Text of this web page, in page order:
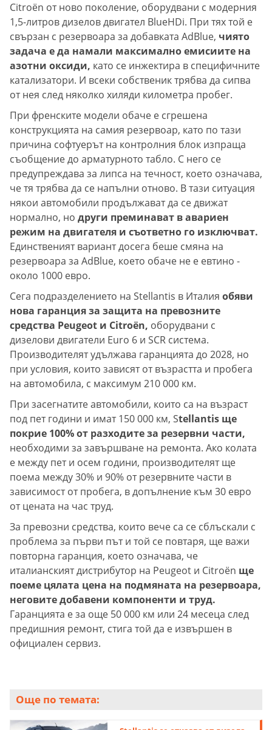
Citroën от ново поколение, оборудвани с модерния
1,5-литров дизелов двигател BlueHDi. При тях той е
свързан с резервоара за добавката AdBlue, чиято
задача е да намали максимално емисиите на
азотни оксиди, като се инжектира в специфичните
катализатори. И всеки собственик трябва да сипва
от нея след няколко хиляди километра пробег.
При френските модели обаче е сгрешена
конструкцията на самия резервоар, като по тази
причина софтуерът на контролния блок изпраща
съобщение до арматурното табло. С него се
предупреждава за липса на течност, което означава,
че тя трябва да се напълни отново. В тази ситуация
някои автомобили продължават да се движат
нормално, но други преминават в авариен
режим на двигателя и съответно го изключват.
Единственият вариант досега беше смяна на
резервоара за AdBlue, което обаче не е евтино -
около 1000 евро.
Сега подразделението на Stellantis в Италия обяви
нова гаранция за защита на превозните
средства Peugeot и Citroën, оборудвани с
дизелови двигатели Euro 6 и SCR система.
Производителят удължава гаранцията до 2028, но
при условия, които зависят от възрастта и пробега
на автомобила, с максимум 210 000 км.
При засегнатите автомобили, които са на възраст
под пет години и имат 150 000 км, Stellantis ще
покрие 100% от разходите за резервни части,
необходими за завършване на ремонта. Ако колата
е между пет и осем години, производителят ще
поема между 30% и 90% от резервните части в
зависимост от пробега, в допълнение към 30 евро
от цената на час труд.
За превозни средства, които вече са се сблъскали с
проблема за първи път и той се повтаря, ще важи
повторна гаранция, което означава, че
италианският дистрибутор на Peugeot и Citroën ще
поеме цялата цена на подмяната на резервоара,
неговите добавени компоненти и труд.
Гаранцията е за още 50 000 км или 24 месеца след
предишния ремонт, стига той да е извършен в
официален сервиз.
Още по темата: